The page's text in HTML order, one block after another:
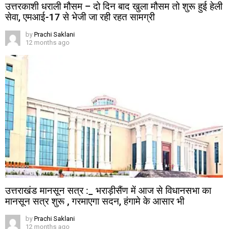
उत्तरकाशी धराली मौसम – दो दिन बाद खुला मौसम तो शुरू हुई हेली
सेवा, एमआई-17 से भेजी जा रही रहत सामग्री
by Prachi Saklani
12 months ago
उत्तराखंड मानसून सत्र :_ भराड़ीसैंण में आज से विधानसभा का
मानसून सत्र शुरू , गरमाएगा सदन, हंगामे के आसार भी
by Prachi Saklani
12 months ago